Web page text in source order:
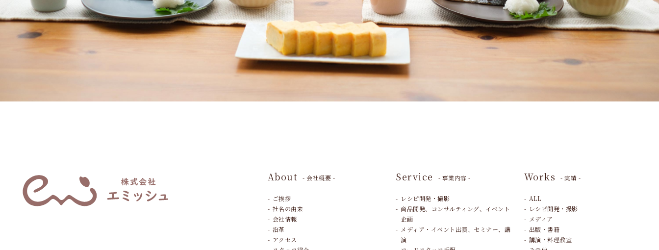
About - 会社概要 -
ご挨拶
社名の由来
会社情報
沿革
アクセス
Service - 事業内容 -
レシピ開発・撮影
商品開発、コンサルティング、イベント
企画
メディア・イベント出演、セミナー、講
演
Works - 実績 -
ALL
レシピ開発・撮影
メディア
出版・書籍
講演・料理教室